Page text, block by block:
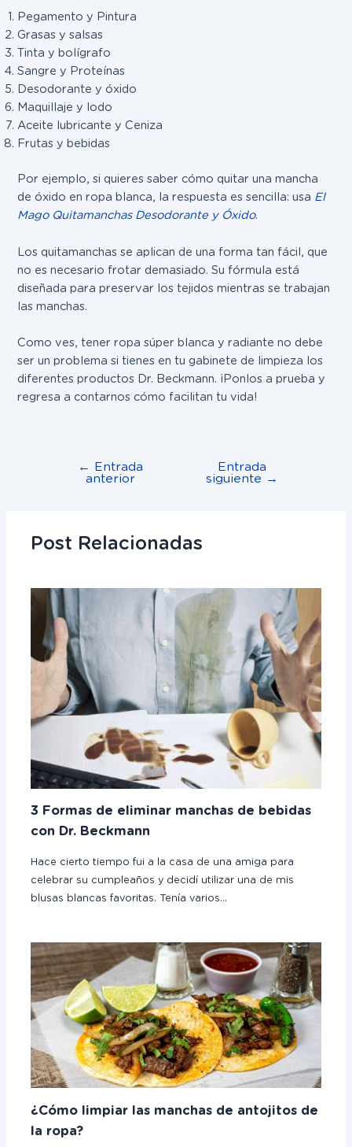
Pegamento y Pintura
Grasas y salsas
Tinta y bolígrafo
Sangre y Proteínas
Desodorante y óxido
Maquillaje y lodo
Aceite lubricante y Ceniza
Frutas y bebidas
Por ejemplo, si quieres saber cómo quitar una mancha
de óxido en ropa blanca, la respuesta es sencilla: usa El
Mago Quitamanchas Desodorante y Óxido.
Los quitamanchas se aplican de una forma tan fácil, que
no es necesario frotar demasiado. Su fórmula está
diseñada para preservar los tejidos mientras se trabajan
las manchas.
Como ves, tener ropa súper blanca y radiante no debe
ser un problema si tienes en tu gabinete de limpieza los
diferentes productos Dr. Beckmann. ¡Ponlos a prueba y
regresa a contarnos cómo facilitan tu vida!
← Entrada
anterior
Entrada
siguiente →
Post Relacionadas
3 Formas de eliminar manchas de bebidas
con Dr. Beckmann
Hace cierto tiempo fui a la casa de una amiga para
celebrar su cumpleaños y decidí utilizar una de mis
blusas blancas favoritas. Tenía varios…
¿Cómo limpiar las manchas de antojitos de
la ropa?